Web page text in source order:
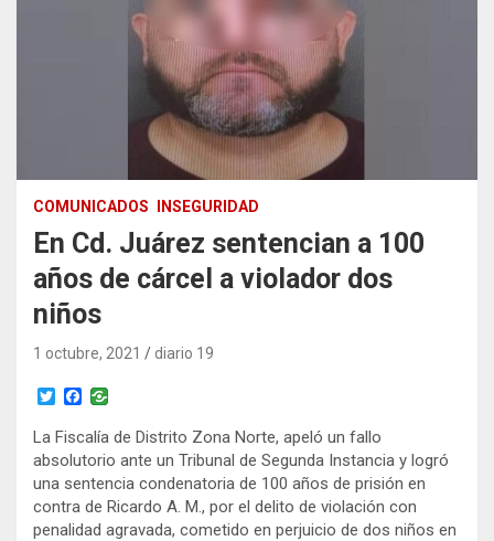
COMUNICADOS INSEGURIDAD
En Cd. Juárez sentencian a 100
años de cárcel a violador dos
niños
1 octubre, 2021 diario 19
T
i
t
t
e
r
F
c
e
b
o
o
k
La Fiscalía de Distrito Zona Norte, apeló un fallo
absolutorio ante un Tribunal de Segunda Instancia y logró
una sentencia condenatoria de 100 años de prisión en
contra de Ricardo A. M., por el delito de violación con
penalidad agravada, cometido en perjuicio de dos niños en